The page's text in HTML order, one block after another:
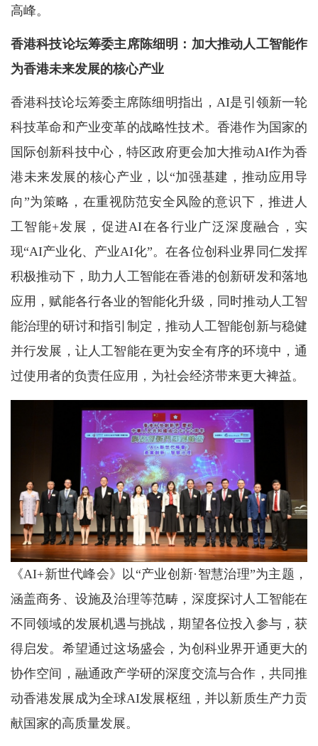
高峰。
香港科技论坛筹委主席陈细明：加大推动人工智能作
为香港未来发展的核心产业
香港科技论坛筹委主席陈细明指出，AI是引领新一轮
科技革命和产业变革的战略性技术。香港作为国家的
国际创新科技中心，特区政府更会加大推动AI作为香
港未来发展的核心产业，以“加强基建，推动应用导
向”为策略，在重视防范安全风险的意识下，推进人
工智能+发展，促进AI在各行业广泛深度融合，实
现“AI产业化、产业AI化”。在各位创科业界同仁发挥
积极推动下，助力人工智能在香港的创新研发和落地
应用，赋能各行各业的智能化升级，同时推动人工智
能治理的研讨和指引制定，推动人工智能创新与稳健
并行发展，让人工智能在更为安全有序的环境中，通
过使用者的负责任应用，为社会经济带来更大裨益。
《AI+新世代峰会》以“产业创新·智慧治理”为主题，
涵盖商务、设施及治理等范畴，深度探讨人工智能在
不同领域的发展机遇与挑战，期望各位投入参与，获
得启发。希望通过这场盛会，为创科业界开通更大的
协作空间，融通政产学研的深度交流与合作，共同推
动香港发展成为全球AI发展枢纽，并以新质生产力贡
献国家的高质量发展。